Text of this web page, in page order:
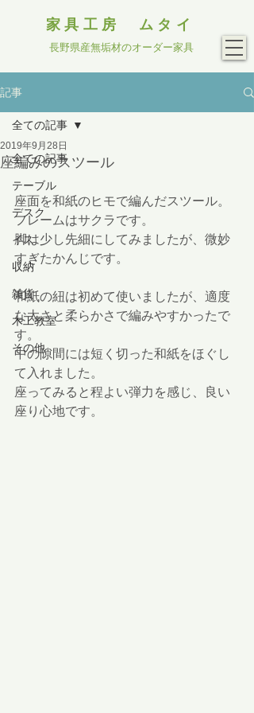
家具工房 ムタイ
長野県産無垢材のオーダー家具
記事
全ての記事
テーブル
デスク
イス
収納
雑貨
木工教室
その他
全ての記事
座編みのスツール
2019年9月28日
座面を和紙のヒモで編んだスツール。
フレームはサクラです。
脚は少し先細にしてみましたが、微妙
すぎたかんじです。
和紙の紐は初めて使いましたが、適度
な太さと柔らかさで編みやすかったで
す。
中の隙間には短く切った和紙をほぐし
て入れました。
座ってみると程よい弾力を感じ、良い
座り心地です。